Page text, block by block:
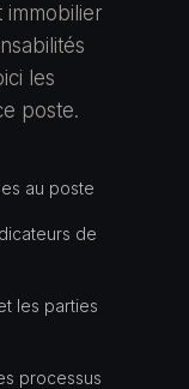
immobilier
les
poste.
au poste
de
les parties
processus